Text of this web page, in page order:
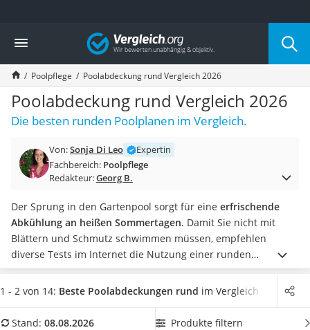
Die beliebtesten Vergleiche nach Kategorie
Baumarkt
Tresor feuerfest
Makita-Akku-Rasenmäher
Kappsäge
Smartes Türschloss
Akku-Rasentrimmer
Split-Klimaanlage 2 Innengeräte
Pelletofen
Tiefbrunnenpumpe
Fliesenschneider
Hochdruckreiniger
Doppelschleifer
Überwachungskamera
Benzinrasenmäher mit Elektrostart
Löschdecke
Vergleich
Poolpflege Poolabdeckung rund Vergleich 2026
Poolabdeckung rund Vergleich 2026
Die besten runden Poolplanen im Vergleich.
Von:Sonja Di Leo
Expertin
Fachbereich: Poolpflege
Redakteur:Georg B.
Der Sprung in den Gartenpool sorgt für eine erfrischende
Abkühlung an heißen Sommertagen. Damit Sie nicht mit
Blättern und Schmutz schwimmen müssen, empfehlen
diverse Tests im Internet die Nutzung einer runden
Poolabdeckung. Solch eine Plane können Sie auf Ihren
Rundpool ziehen und so das Wasser bestmöglich sauber
runde Poolabdeckung mit Aufheizfunktion , damit Sie in
1 - 2 von 14: Beste Poolabdeckungen rund im Vergleich
Stand: 08.08.2026 Produkte filtern